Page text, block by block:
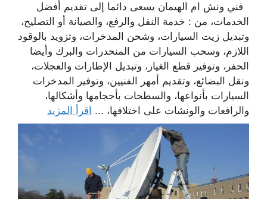
فني ونش ام الهيمان يسعى دائما إلى تقديم أفضل
الخدمات، من : خدمة النقل والرفع، والصيانة أو التصليح،
وتبديل زيت السيارات، وشحن المدخرات، وتزويد بالوقود
اللازم، وسحب السيارات من المنحدرات والبرك وأيضا
الحفر، وتوفير قطع الغيار، وتبديل الإطارات والعجلات،
ونقل البضائع، وتقديم أمهر الفنيين، وتوفير المدخرات
السيارات بأنواعها، والسطحات بأحجامها وأشكالها،
والرافعات والونشات على اختلافها، ... اقرأ المزيد